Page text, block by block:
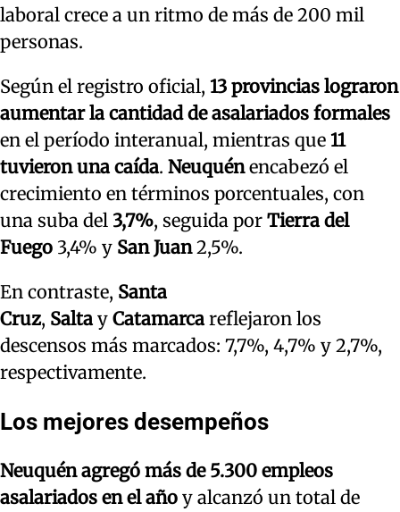
laboral crece a un ritmo de más de 200 mil
personas.
Según el registro oficial, 13 provincias lograron
aumentar la cantidad de asalariados formales
en el período interanual, mientras que 11
tuvieron una caída. Neuquénencabezó el
crecimiento en términos porcentuales, con
una suba del 3,7%, seguida por Tierra del
Fuego 3,4% y San Juan2,5%.
En contraste, Santa
Cruz, Salta y Catamarca reflejaron los
descensos más marcados: 7,7%, 4,7% y 2,7%,
respectivamente.
Los mejores desempeños
Neuquén agregó más de 5.300 empleos
asalariados en el año y alcanzó un total de